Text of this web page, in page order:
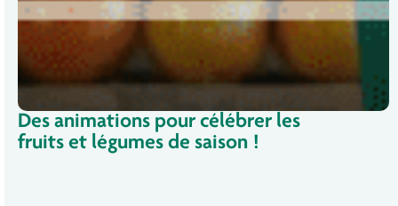
Des animations pour célébrer les
fruits et légumes de saison !